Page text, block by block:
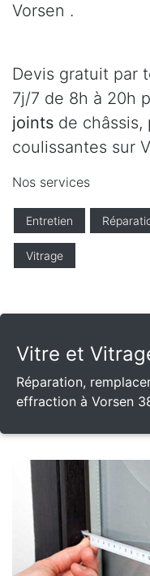
Vorsen .
Devis gratuit par
7j/7 de 8h à 20h
joints de
coulissantes sur
Nos services
Entretien
Vitrage
Vitre et
Réparation,
effraction à Vorsen